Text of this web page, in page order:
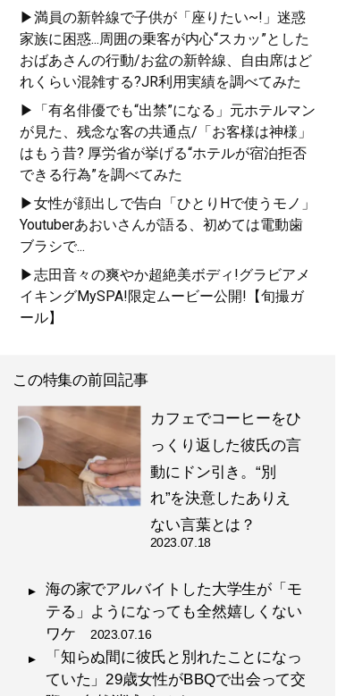
▶満員の新幹線で子供が「座りたい~!」迷惑
家族に困惑...周囲の乗客が内心“スカッ”とした
おばあさんの行動/お盆の新幹線、自由席はど
れくらい混雑する?JR利用実績を調べてみた
▶「有名俳優でも“出禁”になる」元ホテルマン
が見た、残念な客の共通点/「お客様は神様」
はもう昔? 厚労省が挙げる“ホテルが宿泊拒否
できる行為”を調べてみた
▶女性が顔出しで告白「ひとりHで使うモノ」
Youtuberあおいさんが語る、初めては電動歯
ブラシで...
▶志田音々の爽やか超絶美ボディ!グラビアメ
イキングMySPA!限定ムービー公開!【旬撮ガ
ール】
この特集の前回記事
カフェでコーヒーをひ
っくり返した彼氏の言
動にドン引き。“別
れ”を決意したありえ
ない言葉とは？
2023.07.18
海の家でアルバイトした大学生が「モ
テる」ようになっても全然嬉しくない
ワケ 2023.07.16
「知らぬ間に彼氏と別れたことになっ
ていた」29歳女性がBBQで出会って交